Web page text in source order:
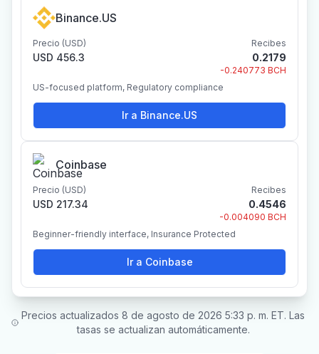
Binance.US
Precio (USD)
USD 456.3
Recibes
0.2179
-0.240773 BCH
US-focused platform, Regulatory compliance
Ir a Binance.US
Coinbase
Precio (USD)
USD 217.34
Recibes
0.4546
-0.004090 BCH
Beginner-friendly interface, Insurance Protected
Ir a Coinbase
Precios actualizados 8 de agosto de 2026 5:33 p. m. ET. Las
tasas se actualizan automáticamente.